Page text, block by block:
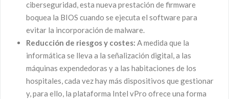
ciberseguridad, esta nueva prestación de firmware
boquea la BIOS cuando se ejecuta el software para
evitar la incorporación de malware.
Reducción de riesgos y costes: A medida que la
informática se lleva a la señalización digital, a las
máquinas expendedoras y a las habitaciones de los
hospitales, cada vez hay más dispositivos que gestionar
y, para ello, la plataforma Intel vPro ofrece una forma